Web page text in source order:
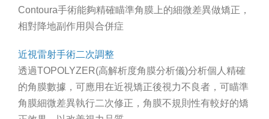
Contoura手術能夠精確瞄準角膜上的細微差異做矯正，
相對降地副作用與合併症
近視雷射手術二次調整
透過TOPOLYZER(高解析度角膜分析儀)分析個人精確
的角膜數據，可應用在近視矯正後視力不良者，可瞄準
角膜細微差異執行二次修正，角膜不規則性有較好的矯